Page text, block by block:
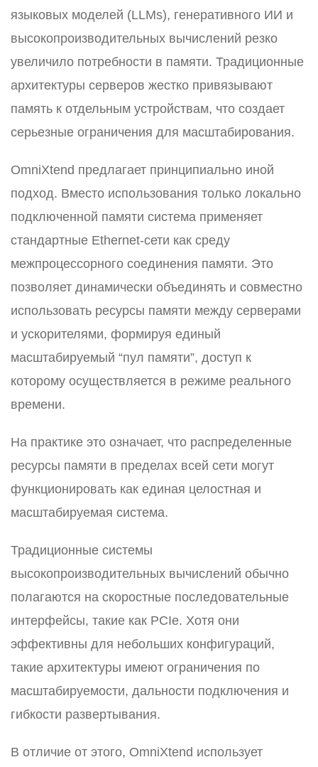
языковых моделей (LLMs), генеративного ИИ и
высокопроизводительных вычислений резко
увеличило потребности в памяти. Традиционные
архитектуры серверов жестко привязывают
память к отдельным устройствам, что создает
серьезные ограничения для масштабирования.
OmniXtend предлагает принципиально иной
подход. Вместо использования только локально
подключенной памяти система применяет
стандартные Ethernet-сети как среду
межпроцессорного соединения памяти. Это
позволяет динамически объединять и совместно
использовать ресурсы памяти между серверами
и ускорителями, формируя единый
масштабируемый “пул памяти”, доступ к
которому осуществляется в режиме реального
времени.
На практике это означает, что распределенные
ресурсы памяти в пределах всей сети могут
функционировать как единая целостная и
масштабируемая система.
Традиционные системы
высокопроизводительных вычислений обычно
полагаются на скоростные последовательные
интерфейсы, такие как PCIe. Хотя они
эффективны для небольших конфигураций,
такие архитектуры имеют ограничения по
масштабируемости, дальности подключения и
гибкости развертывания.
В отличие от этого, OmniXtend использует